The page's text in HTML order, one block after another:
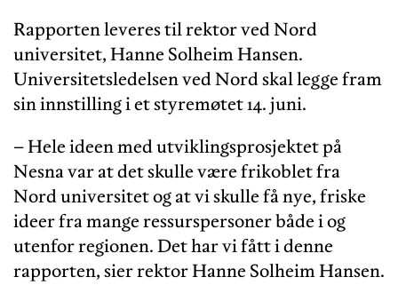
Rapporten leveres til rektor ved Nord
universitet, Hanne Solheim Hansen.
Universitetsledelsen ved Nord skal legge fram
sin innstilling i et styremøtet 14. juni.
– Hele ideen med utviklingsprosjektet på
Nesna var at det skulle være frikoblet fra
Nord universitet og at vi skulle få nye, friske
ideer fra mange ressurspersoner både i og
utenfor regionen. Det har vi fått i denne
rapporten, sier rektor Hanne Solheim Hansen.